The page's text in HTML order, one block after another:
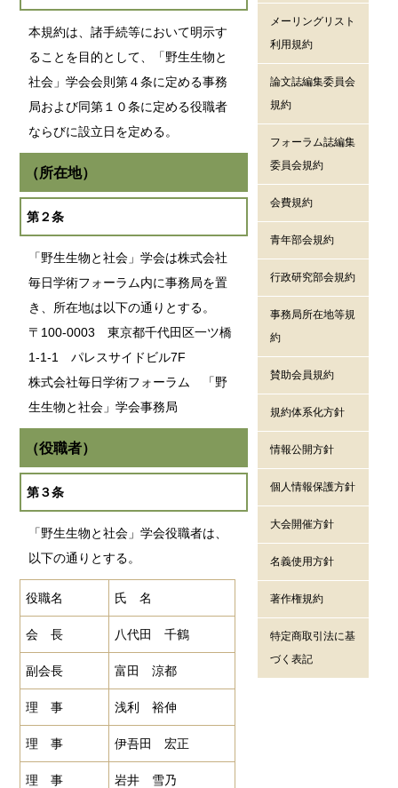
本規約は、諸手続等において明示す
ることを目的として、「野生生物と
社会」学会会則第４条に定める事務
局および同第１０条に定める役職者
ならびに設立日を定める。
（所在地）
第２条
「野生生物と社会」学会は株式会社
毎日学術フォーラム内に事務局を置
き、所在地は以下の通りとする。
〒100-0003 東京都千代田区一ツ橋
1-1-1 パレスサイドビル7F
株式会社毎日学術フォーラム 「野
生生物と社会」学会事務局
（役職者）
第３条
「野生生物と社会」学会役職者は、
以下の通りとする。
役職名 氏 名
会 長 八代田 千鶴
副会長 富田 涼都
理 事 浅利 裕伸
理 事 伊吾田 宏正
理 事 岩井 雪乃
メーリングリスト
利用規約
論文誌編集委員会
規約
フォーラム誌編集
委員会規約
会費規約
青年部会規約
行政研究部会規約
事務局所在地等規
約
賛助会員規約
規約体系化方針
情報公開方針
個人情報保護方針
大会開催方針
名義使用方針
著作権規約
特定商取引法に基
づく表記